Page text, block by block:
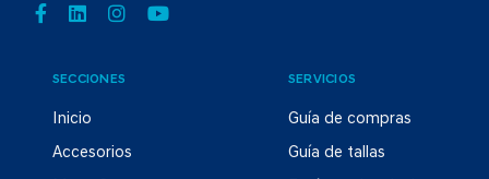
SECCIONES
Inicio
Accesorios
SERVICIOS
Guía de compras
Guía de tallas